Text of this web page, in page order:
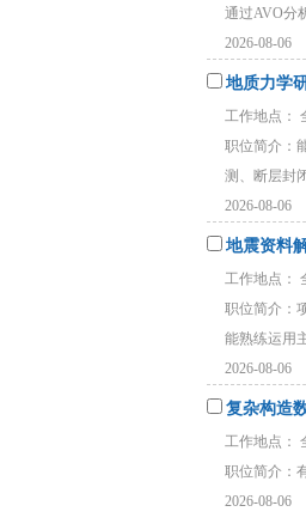
通过AVO分
2026-08-06
地质力学
工作地点：
职位简介：
测、断层封
2026-08-06
地震资料
工作地点：
职位简介：
能熟练运用
2026-08-06
复杂构造
工作地点：
职位简介：
2026-08-06